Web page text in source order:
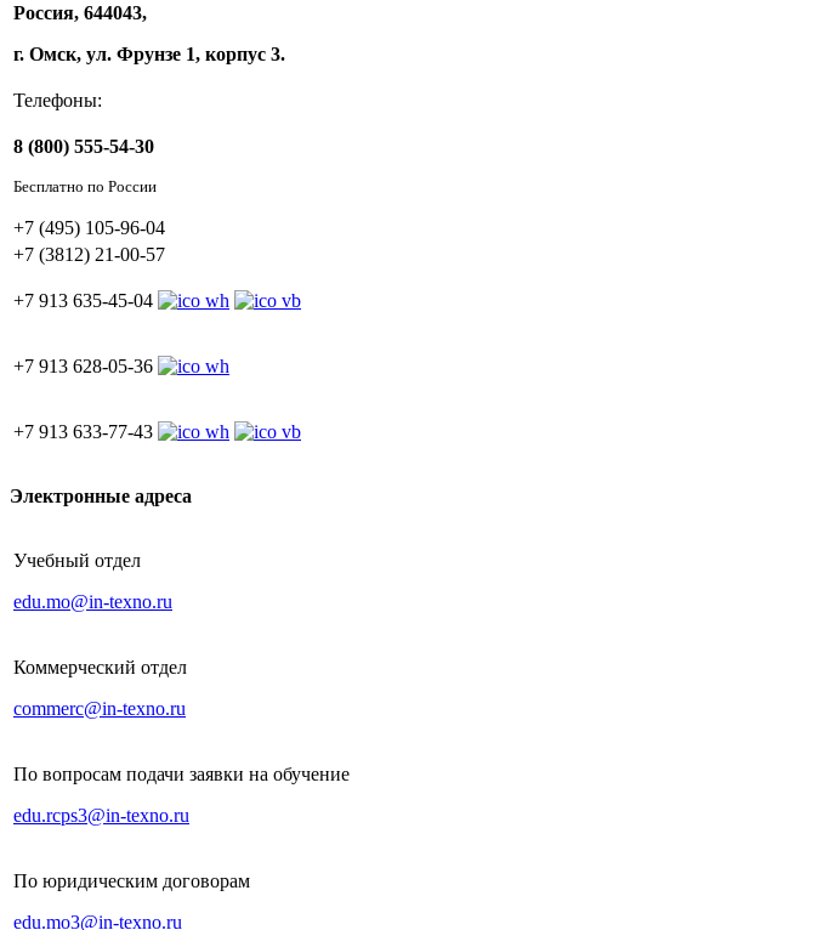
Россия, 644043,
г. Омск, ул. Фрунзе 1, корпус 3.
Телефоны:
8 (800) 555-54-30
Бесплатно по России
+7 (495) 105-96-04
+7 (3812) 21-00-57
+7 913 635-45-04
+7 913 628-05-36
+7 913 633-77-43
Электронные адреса
Учебный отдел
edu.mo@in-texno.ru
Коммерческий отдел
commerc@in-texno.ru
По вопросам подачи заявки на обучение
edu.rcps3@in-texno.ru
По юридическим договорам
edu.mo3@in-texno.ru